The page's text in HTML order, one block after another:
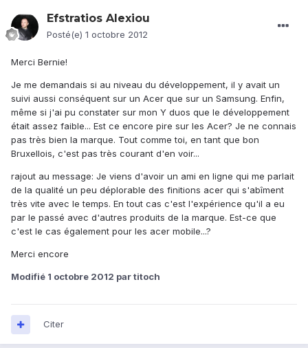
Efstratios Alexiou
Posté(e) 1 octobre 2012
Merci Bernie!
Je me demandais si au niveau du développement, il y avait un
suivi aussi conséquent sur un Acer que sur un Samsung. Enfin,
même si j'ai pu constater sur mon Y duos que le développement
était assez faible... Est ce encore pire sur les Acer? Je ne connais
pas très bien la marque. Tout comme toi, en tant que bon
Bruxellois, c'est pas très courant d'en voir...
rajout au message: Je viens d'avoir un ami en ligne qui me parlait
de la qualité un peu déplorable des finitions acer qui s'abîment
très vite avec le temps. En tout cas c'est l'expérience qu'il a eu
par le passé avec d'autres produits de la marque. Est-ce que
c'est le cas également pour les acer mobile...?
Merci encore
Modifié 1 octobre 2012 par titoch
Citer